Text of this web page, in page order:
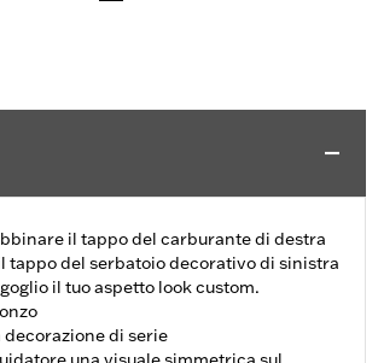
il tappo del carburante di destra
tappo del serbatoio decorativo di sinistra
il tuo aspetto look custom.
di serie